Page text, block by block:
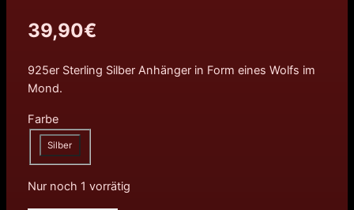
39,90€
925er Sterling Silber Anhänger in Form eines Wolfs im
Mond.
Farbe
Silber
Nur noch 1 vorrätig